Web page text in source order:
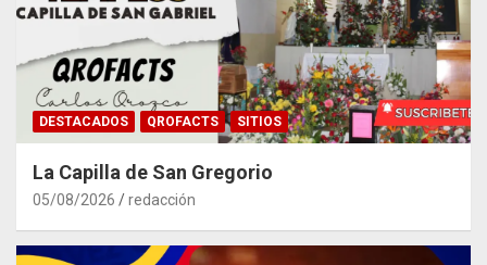
DESTACADOS QROFACTS SITIOS
La Capilla de San Gregorio
05/08/2026 redacción